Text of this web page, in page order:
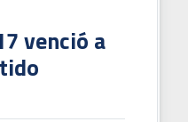
venció a